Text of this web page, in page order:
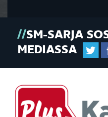
SM-SARJA
MEDIASSA